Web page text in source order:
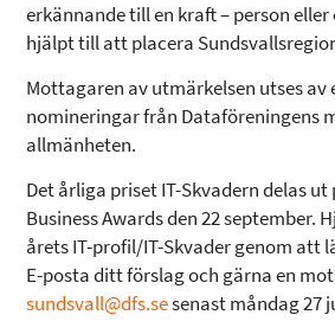
erkännande till en kraft – person
hjälpt till att placera
Mottagaren av utmärkelsen utses av
nomineringar från Dataföreningens
allmänheten.
Det årliga priset IT-Skvadern delas ut
Business Awards den 22 september.
årets IT-profil/IT-Skvader genom att
E-posta ditt förslag och gärna en
sundsvall@dfs.sesenast måndag 27